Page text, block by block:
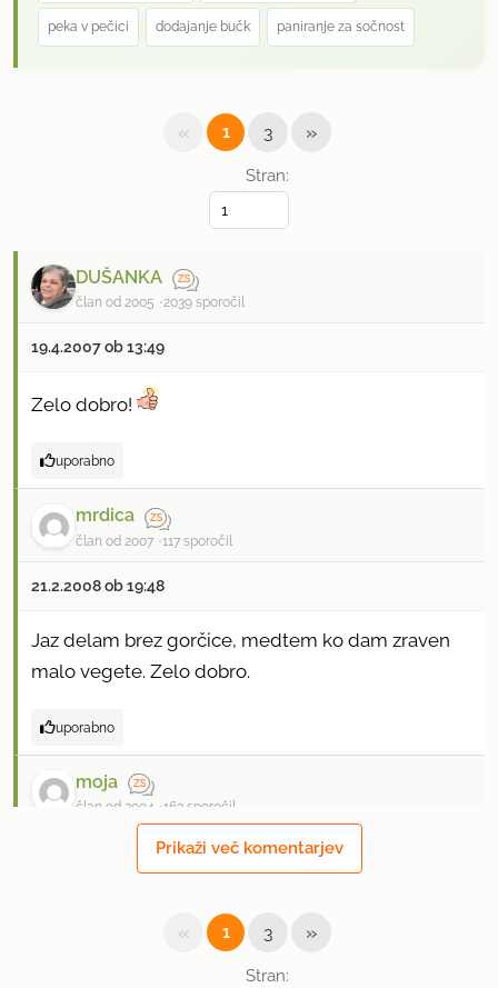
peka v pečici dodajanje bučk paniranje za sočnost
Stran:
« 1 3 »
DUŠANKA
član od 2005 2039 sporočil
19.4.2007 ob 13:49
Zelo dobro!
uporabno
mrdica
član od 2007 117 sporočil
21.2.2008 ob 19:48
Jaz delam brez gorčice, medtem ko dam zraven
malo vegete. Zelo dobro.
uporabno
moja
član od 2004 163 sporočil
Prikaži več komentarjev
Stran:
« 1 3 »